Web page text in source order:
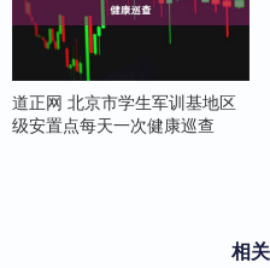
道正网 北京市学生军训基地区
级安置点每天一次健康巡查
相